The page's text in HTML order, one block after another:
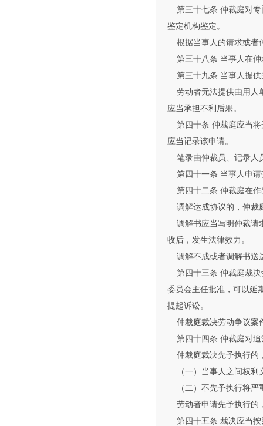
第三十七条 仲裁庭对专
鉴定机构鉴定。
根据当事人的请求或者
第三十八条 当事人在仲
第三十九条 当事人提供
劳动者无法提供由用人
应当承担不利后果。
第四十条 仲裁庭应当将
应当记录该申请。
笔录由仲裁员、记录人
第四十一条 当事人申请
第四十二条 仲裁庭在作
调解达成协议的，仲裁
调解书应当写明仲裁请
收后，发生法律效力。
调解不成或者调解书送
第四十三条 仲裁庭裁决
委员会主任批准，可以延
提起诉讼。
仲裁庭裁决劳动争议案
第四十四条 仲裁庭对追
仲裁庭裁决先予执行的
（一）当事人之间权利
（二）不先予执行将严
劳动者申请先予执行的
第四十五条 裁决应当按